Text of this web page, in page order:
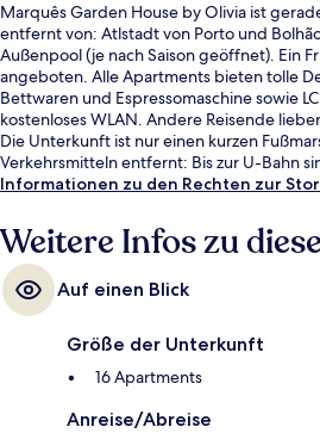
Marquês Garden House by Olivia ist
entfernt von: Atlstadt von Porto und
Außenpool (je nach Saison geöffnet). Ein
angeboten. Alle Apartments bieten tolle
Bettwaren und Espressomaschine sowie
kostenloses WLAN. Andere Reisende
Die Unterkunft ist nur einen kurzen
Verkehrsmitteln entfernt: Bis zur U-Bahn
(Station Marquês) bzw. 8 Minuten (U-Bahn-
Informationen zu den Rechten zur
Weitere Infos zu
Auf einen Blick
Größe der Unterkunft
16 Apartments
Anreise/Abreise